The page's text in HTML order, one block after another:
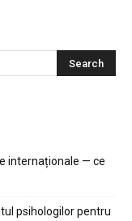
internaționale — ce
psihologilor pentru